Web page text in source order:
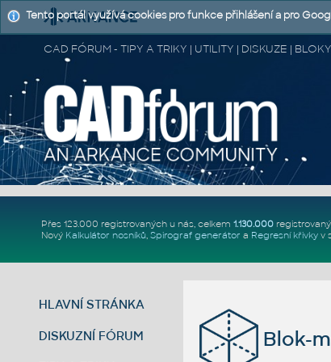
CAD FÓRUM - TIPY A TRIKY | UTILITY | DISKUZE |
Přes 123.000 registrovaných u nás, celkem 1.130.000
Nový Kalkulátor nosníků, Spirograf generátor a Regresní křivkyv
HLAVNÍ STRÁNKA
DISKUZNÍ FÓRUM Blok-
Tento portál využívá cookies pro funkce přihlášení a pro